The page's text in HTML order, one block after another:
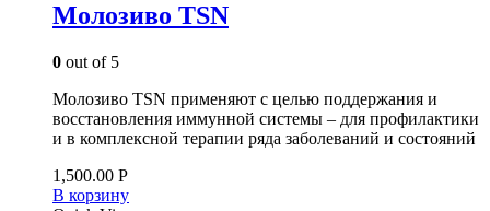
Молозиво TSN
0 out of 5
Молозиво TSN применяют с целью поддержания и
восстановления иммунной системы – для профилактики
и в комплексной терапии ряда заболеваний и состояний
1,500.00 Р
В корзину